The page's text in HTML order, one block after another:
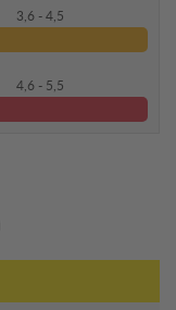
3,6 - 4,5
4,6 - 5,5